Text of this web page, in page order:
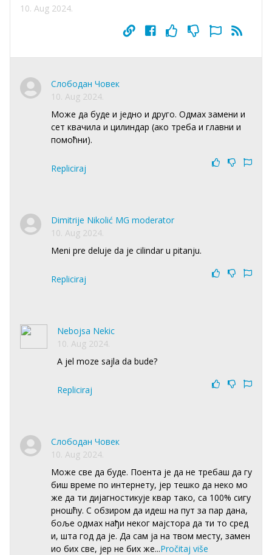
10. Aug 2024.
Слободан Човек
10. Aug 2024.
Може да буде и једно и друго. Одмах замени и
сет квачила и цилиндар (ако треба и главни и
помоћни).
Repliciraj
Dimitrije Nikolić MG moderator
10. Aug 2024.
Meni pre deluje da je cilindar u pitanju.
Repliciraj
Nebojsa Nekic
10. Aug 2024.
A jel moze sajla da bude?
Repliciraj
Слободан Човек
10. Aug 2024.
Може све да буде. Поента је да не требаш да гу
биш време по интернету, јер тешко да неко мо
же да ти дијагностикује квар тако, са 100% сигу
рношћу. С обзиром да идеш на пут за пар дана,
боље одмах нађи неког мајстора да ти то сред
и, шта год да је. Да сам ја на твом месту, замен
ио бих све, јер не бих же...Pročitaj više